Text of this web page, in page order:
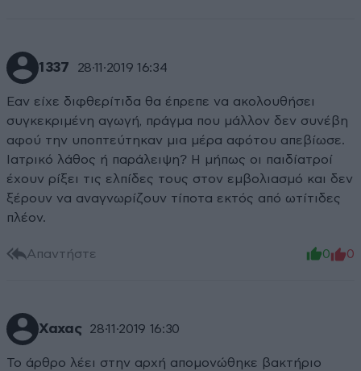
1337 28·11·2019 16:34
Εαν είχε διφθερίτιδα θα έπρεπε να ακολουθήσει
συγκεκριμένη αγωγή, πράγμα που μάλλον δεν συνέβη
αφού την υποπτεύτηκαν μια μέρα αφότου απεβίωσε.
Ιατρικό λάθος ή παράλειψη? Η μήπως οι παιδίατροί
έχουν ρίξει τις ελπίδες τους στον εμβολιασμό και δεν
ξέρουν να αναγνωρίζουν τίποτα εκτός από ωτίτιδες
πλέον.
Απαντήστε 0 0
Χαχας 28·11·2019 16:30
Το άρθρο λέει στην αρχή απομονώθηκε βακτήριο